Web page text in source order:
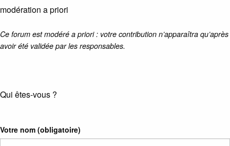
modération a priori
Ce forum est modéré a priori : votre contribution n’apparaîtra qu’après
avoir été validée par les responsables.
Qui êtes-vous ?
Votre nom (obligatoire)